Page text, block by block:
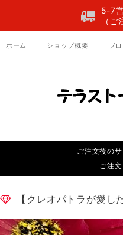
5-7
（
ホーム ショップ概要 ブ
ご注文後の
ご注
【クレオパトラが愛